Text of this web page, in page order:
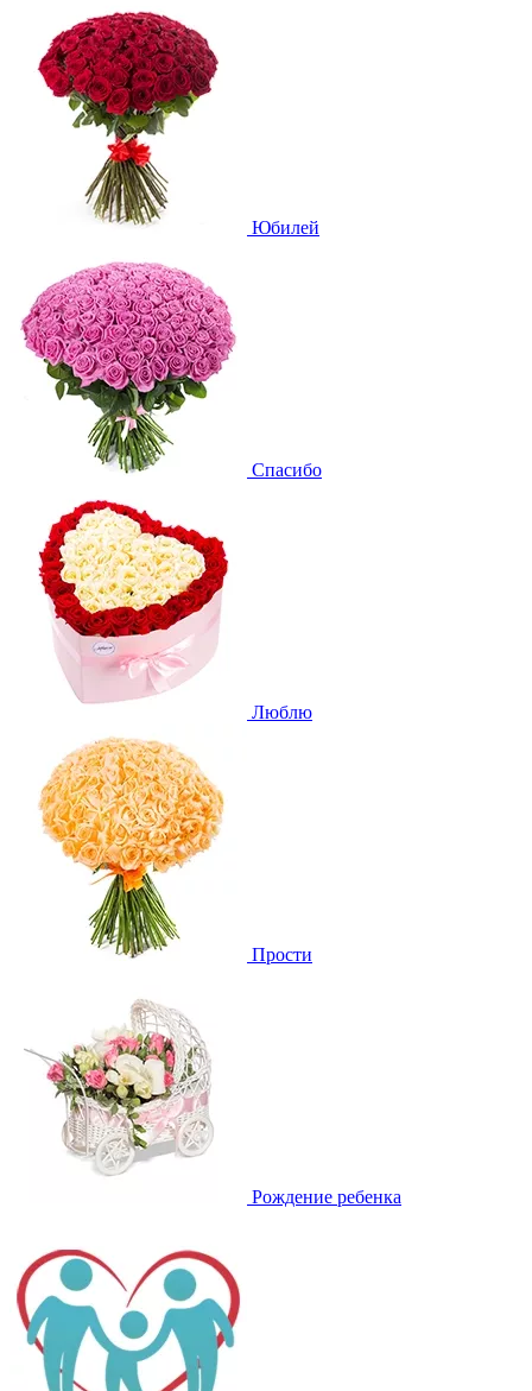
Юбилей
Спасибо
Люблю
Прости
Рождение ребенка